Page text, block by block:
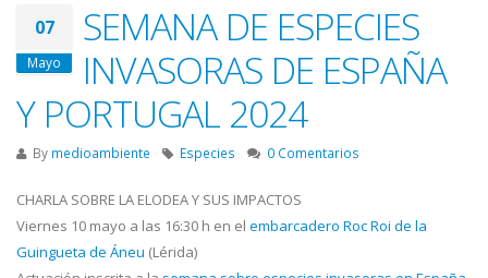
07
Mayo
SEMANA DE ESPECIES
INVASORAS DE ESPAÑA
Y PORTUGAL 2024
By medioambiente Especies 0 Comentarios
CHARLA SOBRE LA ELODEA Y SUS IMPACTOS
Viernes 10 mayo a las 16:30 h en el embarcadero Roc Roi de la
Guingueta de Áneu (Lérida)